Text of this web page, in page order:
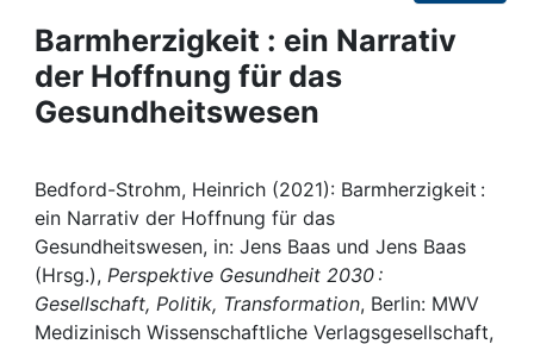
Projects
People
Awards
My FIS
Barmherzigkeit : ein Narrativ
der Hoffnung für das
Gesundheitswesen
Bedford-Strohm, Heinrich (2021): Barmherzigkeit :
ein Narrativ der Hoffnung für das
Gesundheitswesen, in: Jens Baas und Jens Baas
(Hrsg.), Perspektive Gesundheit 2030 :
Gesellschaft, Politik, Transformation, Berlin: MWV
Medizinisch Wissenschaftliche Verlagsgesellschaft,